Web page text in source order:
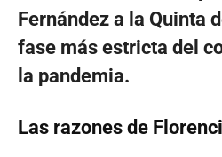
Fernández a la Quinta
fase más estricta del
la pandemia.
Las razones de